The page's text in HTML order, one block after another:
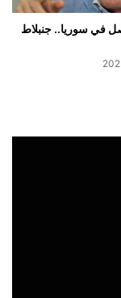
في سوريا.. جنبلاط